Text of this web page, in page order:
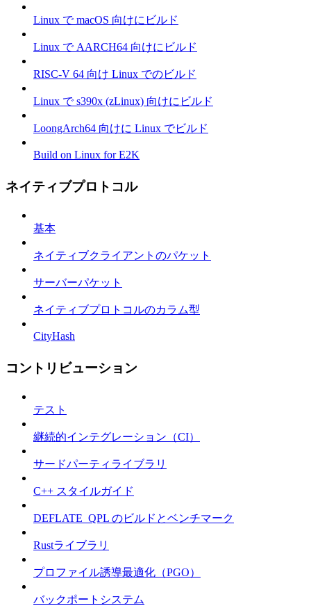
Linux で macOS 向けにビルド
Linux で AARCH64 向けにビルド
RISC-V 64 向け Linux でのビルド
Linux で s390x (zLinux) 向けにビルド
LoongArch64 向けに Linux でビルド
Build on Linux for E2K
ネイティブプロトコル
基本
ネイティブクライアントのパケット
サーバーパケット
ネイティブプロトコルのカラム型
CityHash
コントリビューション
テスト
継続的インテグレーション（CI）
サードパーティライブラリ
C++ スタイルガイド
DEFLATE_QPL のビルドとベンチマーク
Rustライブラリ
プロファイル誘導最適化（PGO）
バックポートシステム